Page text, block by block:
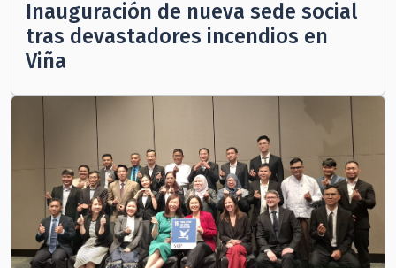
Inauguración de nueva sede social
tras devastadores incendios en
Viña